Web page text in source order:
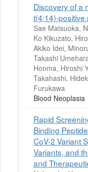
Discovery of a
t(4;14)-positive
Sae Matsuoka,
Ko Kikuzato,
Akiko Idei,
Takashi
Honma, Hiroshi
Takahashi,
Furukawa
Blood
Rapid
Binding
CoV-2 Variant
Variants, and
and